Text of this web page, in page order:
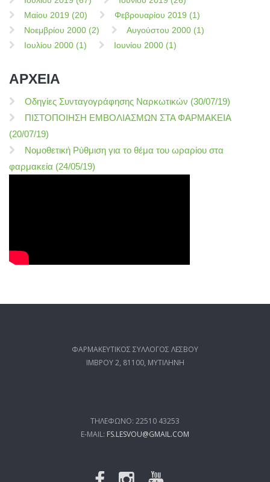
Μαίου 2019 (20)
Φεβρουαρίου 2019 (1)
Νοεμβρίου 2000 (2)
Αυγούστου 2000 (1)
Ιουλίου 2000 (1)
Ιουνίου 2000 (1)
ΑΡΧΕΙΑ
Οδηγίες Συνταγογράφησης Ναρκωτικών (30/07/19)
ΠΙΣΤΟΠΟΙΗΣΗ ΕΜΒΟΛΙΑΣΜΩΝ ΣΤΑ ΦΑΡΜΑΚΕΙΑ
(20/07/19)
Νομοθετική Ρύθμιση για το θέμα του ωραρίου στα
φαρμακεία (24/05/19)
ΦΑΡΜΑΚΕΥΤΙΚΟΣ ΣΥΛΛΟΓΟΣ ΛΕΣΒΟΥ
ΙΜΒΡΟΥ 2, 81100, ΜΥΤΙΛΗΝΗ
ΤΗΛΕΦΩΝΟ: 22510 43253
E-MAIL: FS.LESVOU@GMAIL.COM